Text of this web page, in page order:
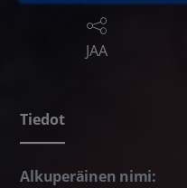
JAA
Tiedot
Alkuperäinen nimi: